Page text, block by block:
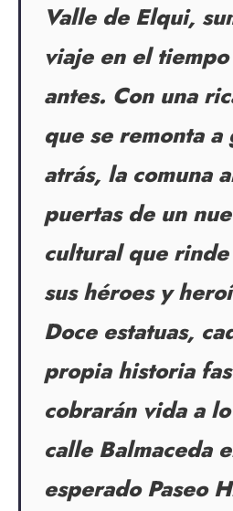
Valle de Elqui,
viaje en el
antes. Con una
que se remonta a
atrás, la comuna
puertas de un
cultural que
sus héroes y
Doce estatuas,
propia historia
cobrarán vida a
calle Balmaceda
esperado Paseo